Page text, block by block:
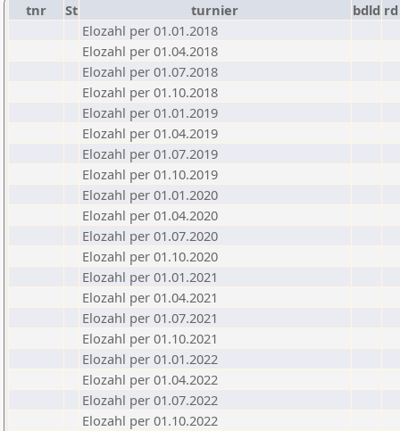
tnr St turnier bdld rd
Elozahl per 01.01.2018
Elozahl per 01.04.2018
Elozahl per 01.07.2018
Elozahl per 01.10.2018
Elozahl per 01.01.2019
Elozahl per 01.04.2019
Elozahl per 01.07.2019
Elozahl per 01.10.2019
Elozahl per 01.01.2020
Elozahl per 01.04.2020
Elozahl per 01.07.2020
Elozahl per 01.10.2020
Elozahl per 01.01.2021
Elozahl per 01.04.2021
Elozahl per 01.07.2021
Elozahl per 01.10.2021
Elozahl per 01.01.2022
Elozahl per 01.04.2022
Elozahl per 01.07.2022
Elozahl per 01.10.2022